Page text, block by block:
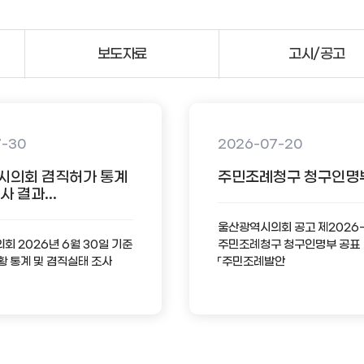
30
의회 겸직허가 통계
결과...
회 2026년 6월 30일 기준
통계 및 겸직실태 조사
2026-07-20
주민조례청구 청구인명
울산광역시의회 공고 제
주민조례청구 청구인명부 공표
「주민조례발안
보도자료 고시/공고